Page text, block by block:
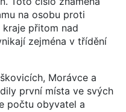
na osobu proti
přitom nad
zejména v třídění
Morávce a
první místa ve svých
počtu obyvatel a